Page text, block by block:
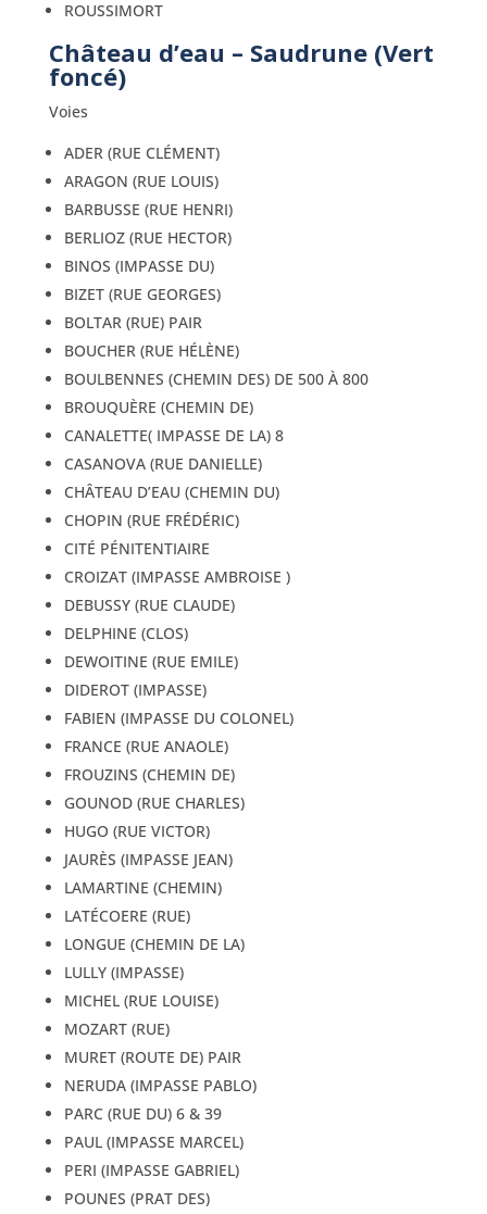
ROUSSIMORT
Château d’eau – Saudrune (Vert
foncé)
Voies
ADER (RUE CLÉMENT)
ARAGON (RUE LOUIS)
BARBUSSE (RUE HENRI)
BERLIOZ (RUE HECTOR)
BINOS (IMPASSE DU)
BIZET (RUE GEORGES)
BOLTAR (RUE) PAIR
BOUCHER (RUE HÉLÈNE)
BOULBENNES (CHEMIN DES) DE 500 À 800
BROUQUÈRE (CHEMIN DE)
CANALETTE( IMPASSE DE LA) 8
CASANOVA (RUE DANIELLE)
CHÂTEAU D’EAU (CHEMIN DU)
CHOPIN (RUE FRÉDÉRIC)
CITÉ PÉNITENTIAIRE
CROIZAT (IMPASSE AMBROISE )
DEBUSSY (RUE CLAUDE)
DELPHINE (CLOS)
DEWOITINE (RUE EMILE)
DIDEROT (IMPASSE)
FABIEN (IMPASSE DU COLONEL)
FRANCE (RUE ANAOLE)
FROUZINS (CHEMIN DE)
GOUNOD (RUE CHARLES)
HUGO (RUE VICTOR)
JAURÈS (IMPASSE JEAN)
LAMARTINE (CHEMIN)
LATÉCOERE (RUE)
LONGUE (CHEMIN DE LA)
LULLY (IMPASSE)
MICHEL (RUE LOUISE)
MOZART (RUE)
MURET (ROUTE DE) PAIR
NERUDA (IMPASSE PABLO)
PARC (RUE DU) 6 & 39
PAUL (IMPASSE MARCEL)
PERI (IMPASSE GABRIEL)
POUNES (PRAT DES)